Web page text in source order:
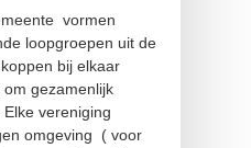
vormen
loopgroepen uit de
bij elkaar
gezamenlijk
vereniging
omgeving ( voor